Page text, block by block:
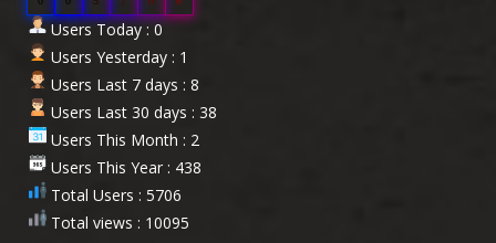
Users Today : 0
Users Yesterday : 1
Users Last 7 days : 8
Users Last 30 days : 38
Users This Month : 2
Users This Year : 438
Total Users : 5706
Total views : 10095